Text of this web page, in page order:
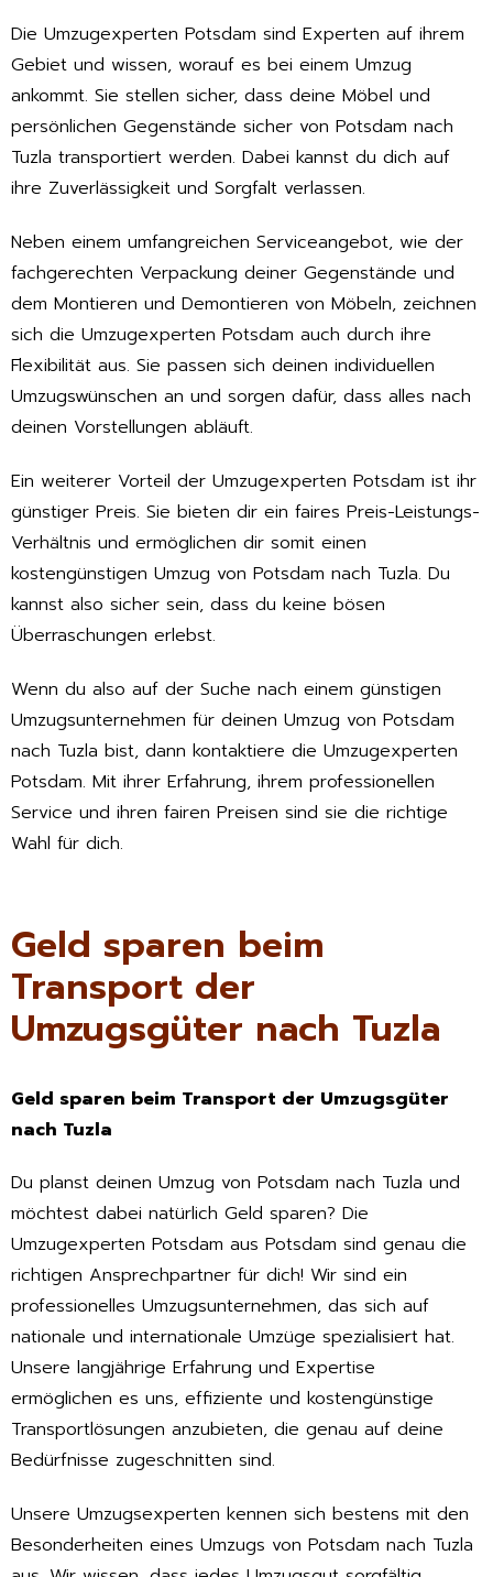
Die Umzugexperten Potsdam sind Experten auf ihrem
Gebiet und wissen, worauf es bei einem Umzug
ankommt. Sie stellen sicher, dass deine Möbel und
persönlichen Gegenstände sicher von Potsdam nach
Tuzla transportiert werden. Dabei kannst du dich auf
ihre Zuverlässigkeit und Sorgfalt verlassen.
Neben einem umfangreichen Serviceangebot, wie der
fachgerechten Verpackung deiner Gegenstände und
dem Montieren und Demontieren von Möbeln, zeichnen
sich die Umzugexperten Potsdam auch durch ihre
Flexibilität aus. Sie passen sich deinen individuellen
Umzugswünschen an und sorgen dafür, dass alles nach
deinen Vorstellungen abläuft.
Ein weiterer Vorteil der Umzugexperten Potsdam ist ihr
günstiger Preis. Sie bieten dir ein faires Preis-Leistungs-
Verhältnis und ermöglichen dir somit einen
kostengünstigen Umzug von Potsdam nach Tuzla. Du
kannst also sicher sein, dass du keine bösen
Überraschungen erlebst.
Wenn du also auf der Suche nach einem günstigen
Umzugsunternehmen für deinen Umzug von Potsdam
nach Tuzla bist, dann kontaktiere die Umzugexperten
Potsdam. Mit ihrer Erfahrung, ihrem professionellen
Service und ihren fairen Preisen sind sie die richtige
Wahl für dich.
Geld sparen beim
Transport der
Umzugsgüter nach Tuzla
Geld sparen beim Transport der Umzugsgüter
nach Tuzla
Du planst deinen Umzug von Potsdam nach Tuzla und
möchtest dabei natürlich Geld sparen? Die
Umzugexperten Potsdam aus Potsdam sind genau die
richtigen Ansprechpartner für dich! Wir sind ein
professionelles Umzugsunternehmen, das sich auf
nationale und internationale Umzüge spezialisiert hat.
Unsere langjährige Erfahrung und Expertise
ermöglichen es uns, effiziente und kostengünstige
Transportlösungen anzubieten, die genau auf deine
Bedürfnisse zugeschnitten sind.
Unsere Umzugsexperten kennen sich bestens mit den
Besonderheiten eines Umzugs von Potsdam nach Tuzla